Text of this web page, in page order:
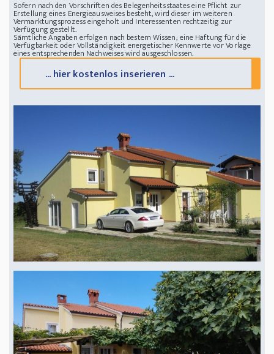
Sofern nach den Vorschriften des Belegenheitsstaates eine Pflicht zur
Erstellung eines Energieausweises besteht, wird dieser im weiteren
Vermarktungsprozess eingeholt und Interessenten rechtzeitig zur
Verfügung gestellt.
Sämtliche Angaben erfolgen nach bestem Wissen; eine Haftung für die
Verfügbarkeit oder Vollständigkeit energetischer Kennwerte vor Vorlage
eines entsprechenden Nachweises wird ausgeschlossen.
... hier kostenlos inserieren ...